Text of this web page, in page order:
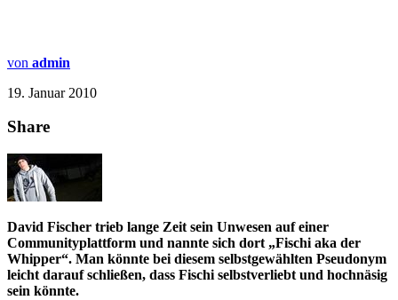
von admin
19. Januar 2010
Share
David Fischer trieb lange Zeit sein Unwesen auf einer
Communityplattform und nannte sich dort „Fischi aka der
Whipper“. Man könnte bei diesem selbstgewählten Pseudonym
leicht darauf schließen, dass Fischi selbstverliebt und hochnäsig
sein könnte.